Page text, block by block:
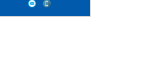
203AV-M50-AGD-44-V, hãng
Bronkhorst VietNam STC